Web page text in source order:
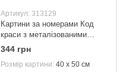
Артикул: 313129
Картини за номерами Код
краси з металізованими
фарбами ©arttem_illustration
(ACR-B-10198-AC) ArtCraft 40 х
50 см
344 грн
Розмір картини 40 х 50 см